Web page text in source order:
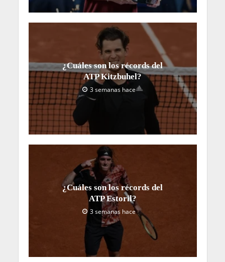
¿Cuáles son los récords del
ATP Kitzbuhel?
3 semanas hace
¿Cuáles son los récords del
ATP Estoril?
3 semanas hace